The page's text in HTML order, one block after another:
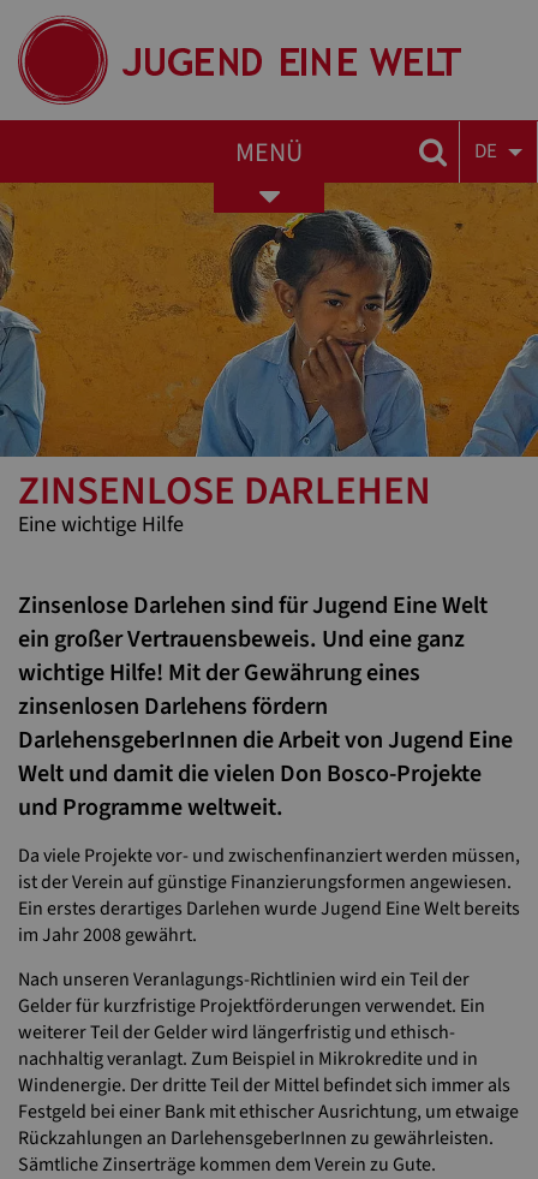
MENÜ DE
Toggle
navigation
ZINSENLOSE DARLEHEN
Eine wichtige Hilfe
Zinsenlose Darlehen sind für Jugend Eine Welt
ein großer Vertrauensbeweis. Und eine ganz
wichtige Hilfe! Mit der Gewährung eines
zinsenlosen Darlehens fördern
DarlehensgeberInnen die Arbeit von Jugend Eine
Welt und damit die vielen Don Bosco-Projekte
und Programme weltweit.
Da viele Projekte vor- und zwischenfinanziert werden müssen,
ist der Verein auf günstige Finanzierungsformen angewiesen.
Ein erstes derartiges Darlehen wurde Jugend Eine Welt bereits
im Jahr 2008 gewährt.
Nach unseren Veranlagungs-Richtlinien wird ein Teil der
Gelder für kurzfristige Projektförderungen verwendet. Ein
weiterer Teil der Gelder wird längerfristig und ethisch-
nachhaltig veranlagt. Zum Beispiel in Mikrokredite und in
Windenergie. Der dritte Teil der Mittel befindet sich immer als
Festgeld bei einer Bank mit ethischer Ausrichtung, um etwaige
Rückzahlungen an DarlehensgeberInnen zu gewährleisten.
Sämtliche Zinserträge kommen dem Verein zu Gute.